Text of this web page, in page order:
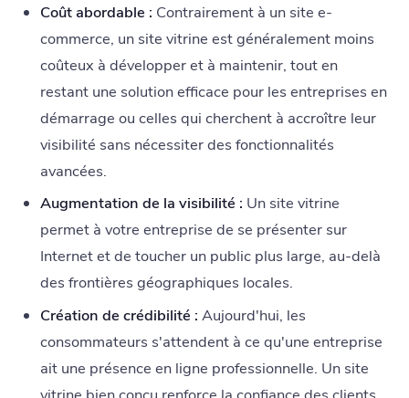
Coût abordable : Contrairement à un site e-
commerce, un site vitrine est généralement moins
coûteux à développer et à maintenir, tout en
restant une solution efficace pour les entreprises en
démarrage ou celles qui cherchent à accroître leur
visibilité sans nécessiter des fonctionnalités
avancées.
Augmentation de la visibilité : Un site vitrine
permet à votre entreprise de se présenter sur
Internet et de toucher un public plus large, au-delà
des frontières géographiques locales.
Création de crédibilité : Aujourd'hui, les
consommateurs s'attendent à ce qu'une entreprise
ait une présence en ligne professionnelle. Un site